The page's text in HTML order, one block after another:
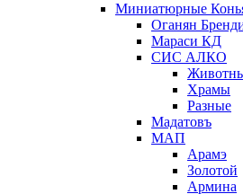
Миниатюрные
Оганян
Мараси КД
СИС АЛКО
Храмы
Разные
Мадатовъ
МАП
Арамэ
Золотой
Армина